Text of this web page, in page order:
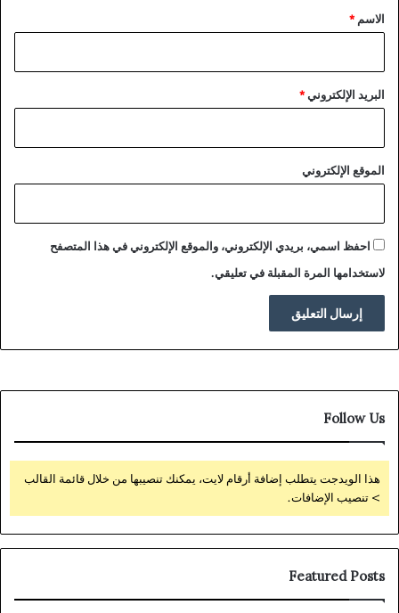
*
الاسم *
البريد الإلكتروني*
الموقع الإلكتروني
احفظ اسمي، بريدي الإلكتروني، والموقع الإلكتروني في هذا المتصفح
لاستخدامها المرة المقبلة في تعليقي.
Follow Us
هذا الويدجت يتطلب إضافة أرقام لايت، يمكنك تنصيبها من خلال قائمة القالب
> تنصيب الإضافات.
Featured Posts